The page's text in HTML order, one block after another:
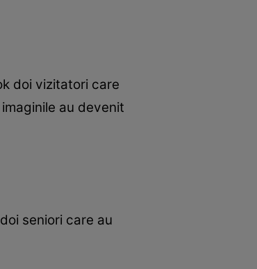
doi vizitatori care
au devenit
seniori care au